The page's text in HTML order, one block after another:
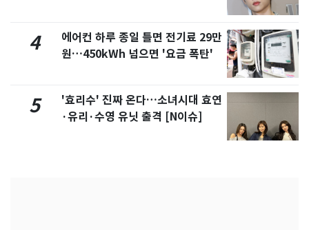
4
에어컨 하루 종일 틀면 전기료 29만
원…450kWh 넘으면 '요금 폭탄'
5
'효리수' 진짜 온다…소녀시대 효연
·유리·수영 유닛 출격 [N이슈]